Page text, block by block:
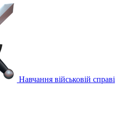
Навчання військовій справі